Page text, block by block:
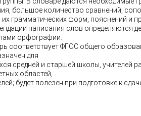
большое количество сравнений,
их грамматических форм, пояснений и
написания слов определяются
орфографии.
соответствует ФГОС общего
для
средней и старшей школы, учителей
областей,
будет полезен при подготовке к